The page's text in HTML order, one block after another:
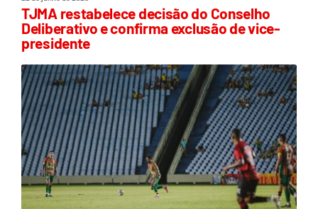
TJMA restabelece decisão do Conselho
Deliberativo e confirma exclusão de vice-
presidente